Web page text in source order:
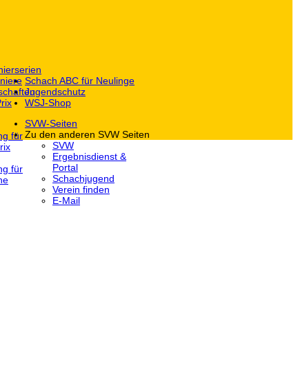
für
für
Schach ABC für Neulinge
Jugendschutz
WSJ-Shop
SVW-Seiten
Zu den anderen SVW Seiten
SVW
Ergebnisdienst &
Portal
Schachjugend
Verein finden
E-Mail